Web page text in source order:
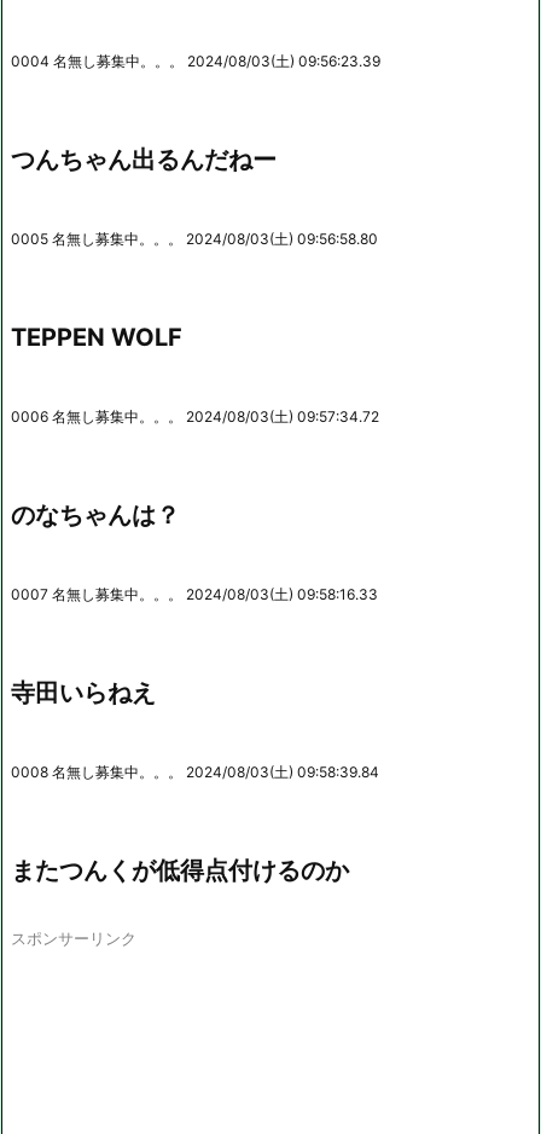
0004 名無し募集中。。。 2024/08/03(土) 09:56:23.39
つんちゃん出るんだねー
0005 名無し募集中。。。 2024/08/03(土) 09:56:58.80
TEPPEN WOLF
0006 名無し募集中。。。 2024/08/03(土) 09:57:34.72
のなちゃんは？
0007 名無し募集中。。。 2024/08/03(土) 09:58:16.33
寺田いらねえ
0008 名無し募集中。。。 2024/08/03(土) 09:58:39.84
またつんくが低得点付けるのか
スポンサーリンク